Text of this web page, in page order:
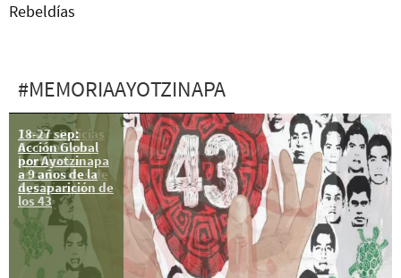
Rebeldías
#MEMORIAAYOTZINAPA
18-27 sep:
Acción Global
por Ayotzinapa
a 9 años de la
desaparición de
los 43
7 mar: Policías
de Guerrero
hostigan a
estudiantes de
Ayotzinapa